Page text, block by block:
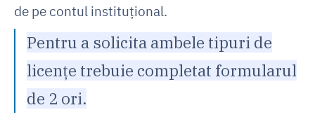
de pe contul instituțional.
Pentru a solicita ambele tipuri de
licențe trebuie completat formularul
de 2 ori.